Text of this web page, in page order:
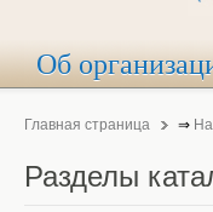
Об
Главная страница ⇒
Разделы